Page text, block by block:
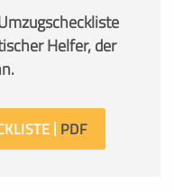
Helfer, der